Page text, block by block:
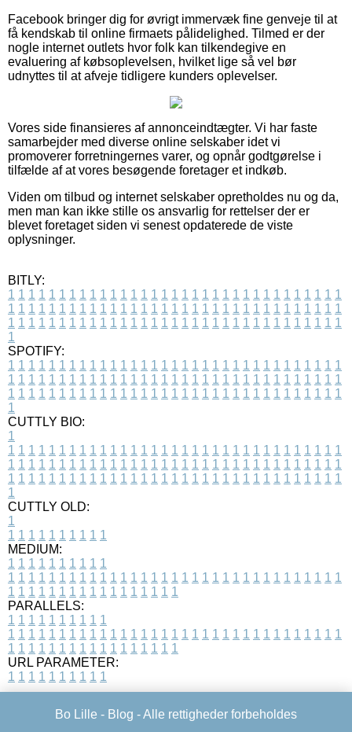
Facebook bringer dig for øvrigt immervæk fine genveje til at
få kendskab til online firmaets pålidelighed. Tilmed er der
nogle internet outlets hvor folk kan tilkendegive en
evaluering af købsoplevelsen, hvilket lige så vel bør
udnyttes til at afveje tidligere kunders oplevelser.
Vores side finansieres af annonceindtægter. Vi har faste
samarbejder med diverse online selskaber idet vi
promoverer forretningernes varer, og opnår godtgørelse i
tilfælde af at vores besøgende foretager et indkøb.
Viden om tilbud og internet selskaber opretholdes nu og da,
men man kan ikke stille os ansvarlig for rettelser der er
blevet foretaget siden vi senest opdaterede de viste
oplysninger.
BITLY:
1 1 1 1 1 1 1 1 1 1 1 1 1 1 1 1 1 1 1 1 1 1 1 1 1 1 1 1 1 1 1 1 1
1 1 1 1 1 1 1 1 1 1 1 1 1 1 1 1 1 1 1 1 1 1 1 1 1 1 1 1 1 1 1 1 1
1 1 1 1 1 1 1 1 1 1 1 1 1 1 1 1 1 1 1 1 1 1 1 1 1 1 1 1 1 1 1 1 1
1
SPOTIFY:
1 1 1 1 1 1 1 1 1 1 1 1 1 1 1 1 1 1 1 1 1 1 1 1 1 1 1 1 1 1 1 1 1
1 1 1 1 1 1 1 1 1 1 1 1 1 1 1 1 1 1 1 1 1 1 1 1 1 1 1 1 1 1 1 1 1
1 1 1 1 1 1 1 1 1 1 1 1 1 1 1 1 1 1 1 1 1 1 1 1 1 1 1 1 1 1 1 1 1
1
CUTTLY BIO:
1
1 1 1 1 1 1 1 1 1 1 1 1 1 1 1 1 1 1 1 1 1 1 1 1 1 1 1 1 1 1 1 1 1
1 1 1 1 1 1 1 1 1 1 1 1 1 1 1 1 1 1 1 1 1 1 1 1 1 1 1 1 1 1 1 1 1
1 1 1 1 1 1 1 1 1 1 1 1 1 1 1 1 1 1 1 1 1 1 1 1 1 1 1 1 1 1 1 1 1
1
CUTTLY OLD:
1
1 1 1 1 1 1 1 1 1 1
MEDIUM:
1 1 1 1 1 1 1 1 1 1
1 1 1 1 1 1 1 1 1 1 1 1 1 1 1 1 1 1 1 1 1 1 1 1 1 1 1 1 1 1 1 1 1
1 1 1 1 1 1 1 1 1 1 1 1 1 1 1 1 1
PARALLELS:
1 1 1 1 1 1 1 1 1 1
1 1 1 1 1 1 1 1 1 1 1 1 1 1 1 1 1 1 1 1 1 1 1 1 1 1 1 1 1 1 1 1 1
1 1 1 1 1 1 1 1 1 1 1 1 1 1 1 1 1
URL PARAMETER:
1 1 1 1 1 1 1 1 1 1
Bo Lille - Blog - Alle rettigheder forbeholdes